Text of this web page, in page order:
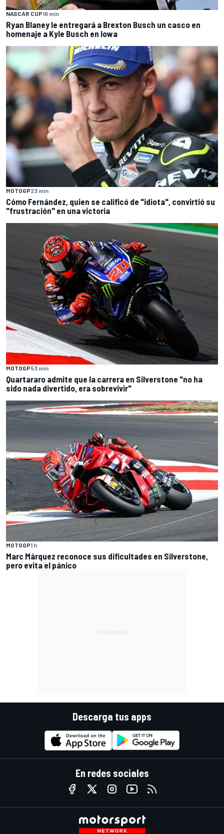
NASCAR CUP16 min
Ryan Blaney le entregará a Brexton Busch un casco en
homenaje a Kyle Busch en Iowa
MOTOGP23 min
Cómo Fernández, quien se calificó de "idiota", convirtió su
"frustración" en una victoria
MOTOGP53 min
Quartararo admite que la carrera en Silverstone "no ha
sido nada divertido, era sobrevivir"
MOTOGP1 h
Marc Márquez reconoce sus dificultades en Silverstone,
pero evita el pánico
Descarga tus apps
En redes sociales